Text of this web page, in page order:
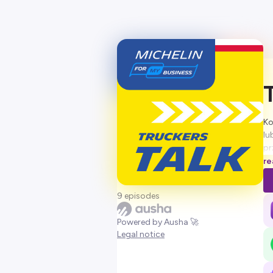
9 episodes
Powered by Ausha 🚀
Legal notice